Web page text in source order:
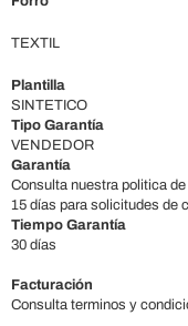
TEXTIL
Plantilla
SINTETICO
Tipo Garantía
VENDEDOR
Garantía
Consulta nuestra politica
15 días para solicitudes de
Tiempo Garantía
30 días
Facturación
Consulta terminos y